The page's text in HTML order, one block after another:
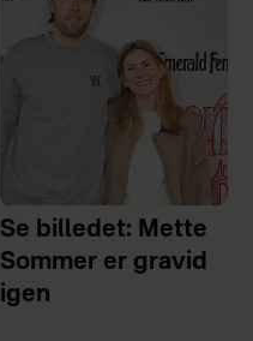
Se billedet: Mette
Sommer er gravid
igen